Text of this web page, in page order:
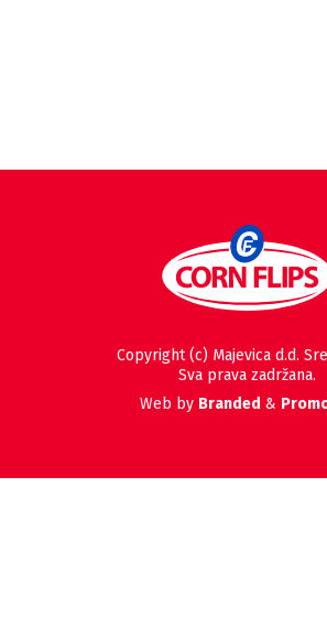
Copyright (c) Majevica d.d.
Sva prava zadržana.
Web by Branded &